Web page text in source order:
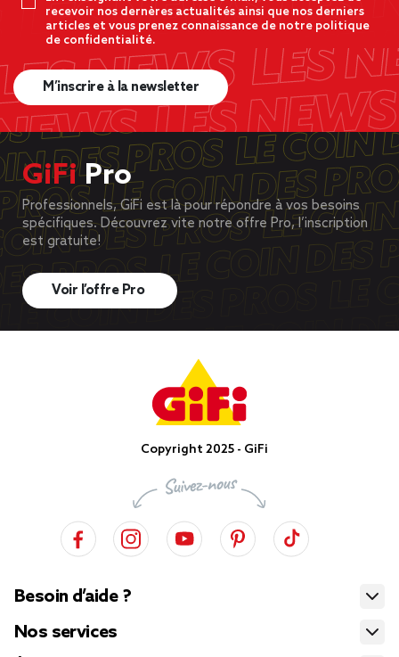
recevoir nos dernères actualités ainsi que nos derniers
articles et vous prenez connaissance de notre politique
de confidentialité.
M’inscrire à la newsletter
GiFiPro
Professionnels, GiFi est là pour répondre à vos besoins
spécifiques. Découvrez vite notre offre Pro, l’inscription
est gratuite!
Voir l’offre Pro
Copyright 2025 - GiFi
Besoin d’aide ?
Nos services